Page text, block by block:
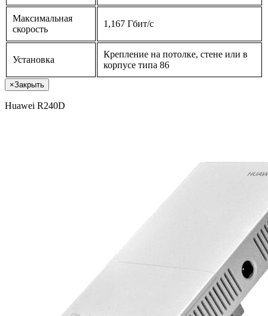
Максимальная
скорость
1,167 Гбит/с
Установка
Крепление на потолке, стене или в
корпусе типа 86
×Закрыть
Huawei R240D